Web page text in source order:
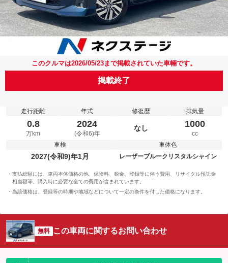
このクルマは2026/05/23まで掲載されていた車輛です。
掲載終了
走行距離
0.8
万km
年式
2024
(令和6)年
修復歴
なし
排気量
1000
cc
車検
2027(令和9)年1月
車体色
レーザーブルークリスタルシャイン
支払総額には、車両本体価格の他、保険料、税金、登録等に伴う費用、リサイクル預託金
相当額等、購入時に必要な全ての費用が含まれています。
当該価格は、登録等の時期や地域などについて一定の条件を付した価格になります。
無料 この車両に関するお問い合わせ